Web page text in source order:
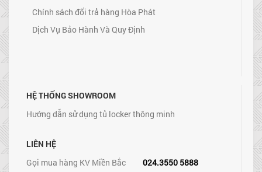
Chính sách đổi trả hàng Hòa Phát
Dịch Vụ Bảo Hành Và Quy Định
HỆ THỐNG SHOWROOM
Hướng dẫn sử dụng tủ locker thông minh
LIÊN HỆ
Gọi mua hàng KV Miền Bắc
024.3550 5888